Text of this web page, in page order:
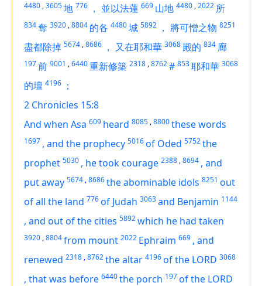
4480 ,3605地 776 ， 並以法蓮 669 山地 4480 ,2022 所
834奪 3920 ,8804 的各 4480城 5892 ， 將可憎之物 8251
盡都除掉 5674 ,8686 ， 又在耶和華 3068 殿的 834 廊
197前 9001 ,6440重新修築 2318 ,8762# 853耶和華 3068
的壇 4196 ；
2 Chronicles 15:8
And when Asa 609 heard 8085 ,8800these words
1697 , and the prophecy 5016of Oded 5752the
prophet 5030 , he took courage 2388 ,8694 , and
put away 5674 ,8686the abominable idols 8251 out
of all the land 776of Judah 3063and Benjamin 1144
, and out of the cities 5892which he had taken
3920 ,8804from mount 2022 Ephraim 669 , and
renewed 2318 ,8762the altar 4196of the LORD 3068
, thatwas before 6440the porch 197of the LORD